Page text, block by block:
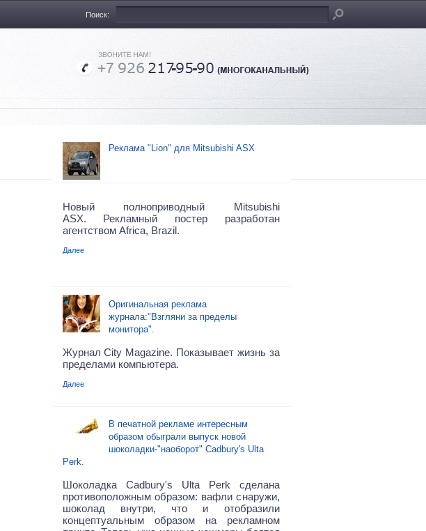
Поиск:
Реклама "Lion" для Mitsubishi ASX
Новый полноприводный Mitsubishi
ASX. Рекламный постер разработан
агентством Africa, Brazil.
Далее
Оригинальная реклама
журнала:"Взгляни за пределы
монитора".
Журнал City Magazine. Показывает жизнь за
пределами компьютера.
Далее
В печатной рекламе интересным
образом обыграли выпуск новой
шоколадки-"наоборот" Cadbury's Ulta
Perk.
Шоколадка Cadbury's Ulta Perk сделана
противоположным образом: вафли снаружи,
шоколад внутри, что и отобразили
концептуальным образом на рекламном